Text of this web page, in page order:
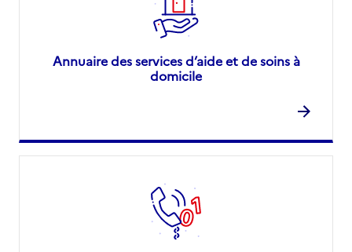
Annuaire des services d’aide et de soins à
domicile